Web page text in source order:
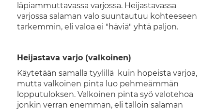
läpiammuttavassa varjossa. Heijastavassa
varjossa salaman valo suuntautuu kohteeseen
tarkemmin, eli valoa ei "häviä" yhtä paljon.
Heijastava varjo (valkoinen)
Käytetään samalla tyylillä kuin hopeista varjoa,
mutta valkoinen pinta luo pehmeämmän
lopputuloksen. Valkoinen pinta syö valotehoa
jonkin verran enemmän, eli tällöin salaman